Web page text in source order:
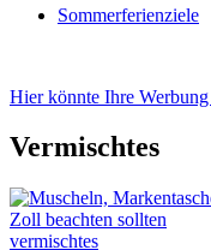
Sommerferienziele
Hier könnte Ihre Werbung
Vermischtes
vermischtes